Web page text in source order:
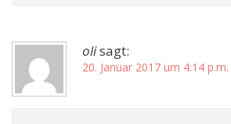
olisagt:
20. Januar 2017 um 4:14